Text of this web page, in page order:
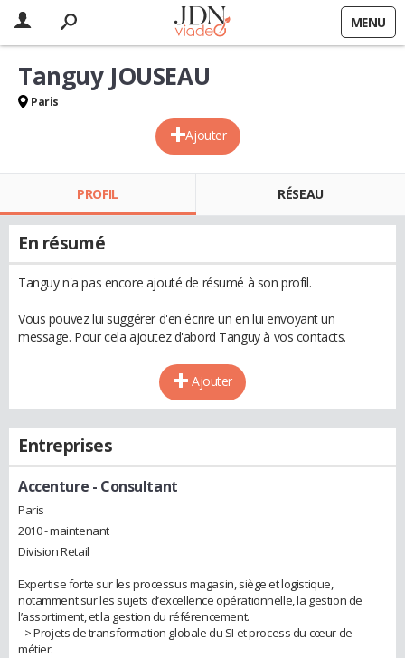
MENU
Ajouter
Tanguy JOUSEAU
Paris
PROFIL RÉSEAU
En résumé
Tanguy n'a pas encore ajouté de résumé à son profil.
Vous pouvez lui suggérer d'en écrire un en lui envoyant un
message. Pour cela ajoutez d'abord Tanguy à vos contacts.
Ajouter
Entreprises
Accenture - Consultant
Paris
2010 - maintenant
Division Retail
Expertise forte sur les processus magasin, siège et logistique,
notamment sur les sujets d’excellence opérationnelle, la gestion de
l’assortiment, et la gestion du référencement.
--> Projets de transformation globale du SI et process du cœur de
métier.